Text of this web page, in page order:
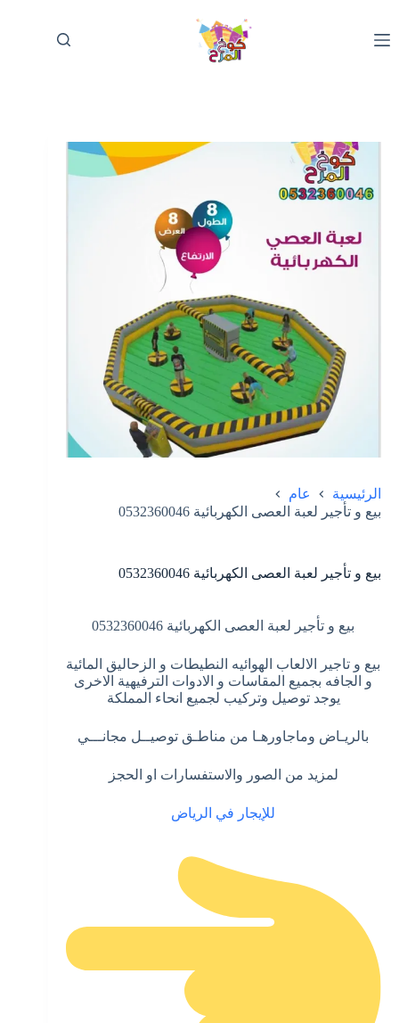
المحتوى
الرئيسية
عام
بيع و تأجير لعبة العصى الكهربائية 0532360046
بيع و تأجير لعبة العصى الكهربائية 0532360046
بيع و تأجير لعبة العصى الكهربائية 0532360046
بيع و تاجير الالعاب الهوائيه النطيطات و الزحاليق المائية
و الجافه بجميع المقاسات و الادوات الترفيهية الاخرى
يوجد توصيل وتركيب لجميع انحاء المملكة
بالريـاض وماجاورهـا من مناطـق توصيــل مجانـــي
لمزيد من الصور والاستفسارات او الحجز
للإيجار في الرياض